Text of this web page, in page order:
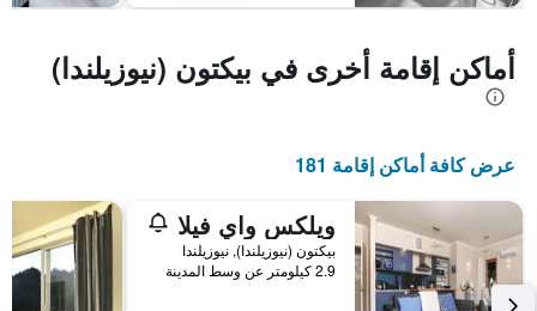
أماكن إقامة أخرى في بيكتون (نيوزيلندا)
عرض كافة أماكن إقامة 181
ويلكس واي فيلا
بيكتون (نيوزيلندا), نيوزيلندا
2.9 كيلومتر عن وسط المدينة